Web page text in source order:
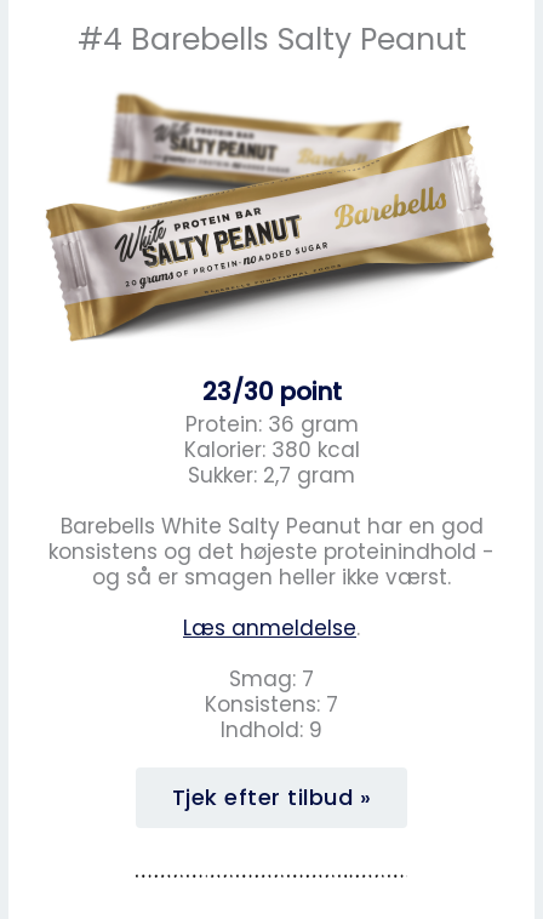
#4 Barebells Salty Peanut
23/30 point
Protein: 36 gram
Kalorier: 380 kcal
Sukker: 2,7 gram
Barebells White Salty Peanut har en god
konsistens og det højeste proteinindhold -
og så er smagen heller ikke værst.
Læs anmeldelse.
Smag: 7
Konsistens: 7
Indhold: 9
Tjek efter tilbud »